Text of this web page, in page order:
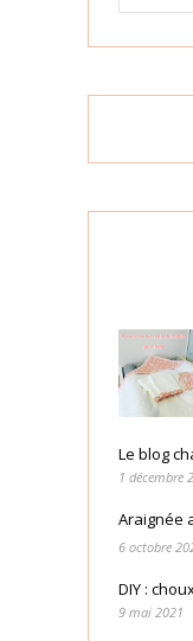
Le blog
1 décembre
Araignée
6 octobre
DIY :
9 mai 2021